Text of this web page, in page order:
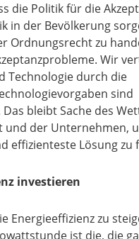
die Politik für die
in der Bevölkerung
Ordnungsrecht zu
Wir
Technologie durch die
sind
bleibt Sache des
und der Unternehmen,
effizienteste Lösung zu
investieren
Energieeffizienz zu
ist die, die